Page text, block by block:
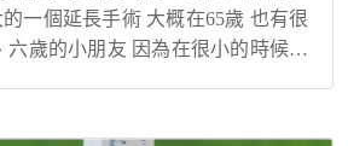
一個延長手術 大概在65歲 也有很
六歲的小朋友 因為在很小的時候長